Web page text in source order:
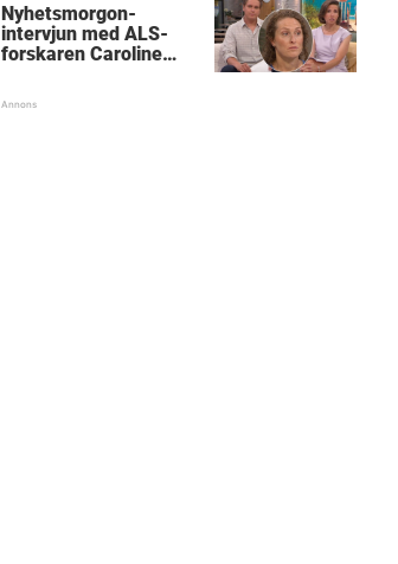
Nyhetsmorgon-
intervjun med ALS-
forskaren Caroline